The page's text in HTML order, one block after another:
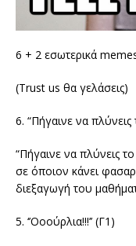
6 + 2 εσωτερικά
(Trust us θα γελάσεις)
6. “Πήγαινε να
“Πήγαινε να πλύνεις
σε όποιον κάνει
διεξαγωγή του
5. ‘’Οοούρλια!!!’’ (Γ1)